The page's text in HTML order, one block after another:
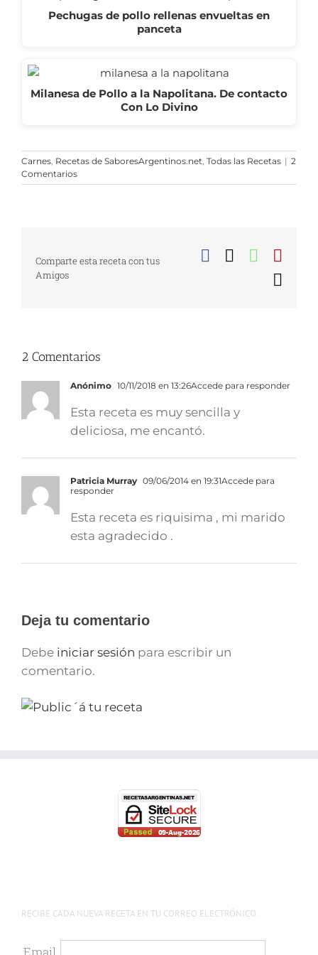
Pechugas de pollo rellenas envueltas en
panceta
Milanesa de Pollo a la Napolitana. De contacto
Con Lo Divino
Carnes, Recetas de SaboresArgentinos.net, Todas las Recetas | 2
Comentarios
Comparte esta receta con tus
Amigos
Facebook
2 Comentarios
Anónimo 10/11/2018 en 13:26Accede para responder
Esta receta es muy sencilla y
deliciosa, me encantó.
Patricia Murray 09/06/2014 en 19:31Accede para
responder
Esta receta es riquisima , mi marido
esta agradecido .
Deja tu comentario
Debe iniciar sesión para escribir un
comentario.
RECIBE CADA NUEVA RECETA EN TU CORREO ELECTRÓNICO.
Email